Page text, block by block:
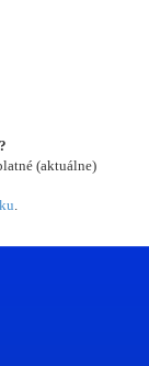
(aktuálne)